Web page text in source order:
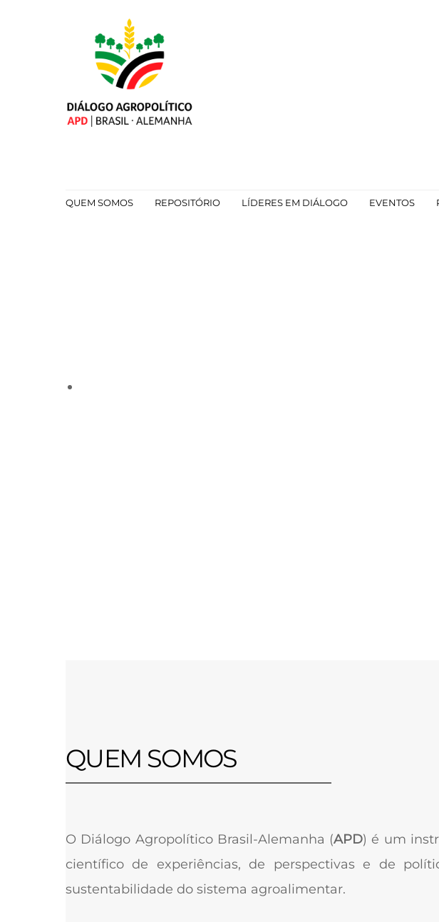
QUEM SOMOS REPOSITÓRIO LÍDERES EM DIÁLOGO EVENTOS
QUEM SOMOS
O Diálogo Agropolítico Brasil-Alemanha (APD) é um
científico de experiências, de perspectivas e de
sustentabilidade do sistema agroalimentar.